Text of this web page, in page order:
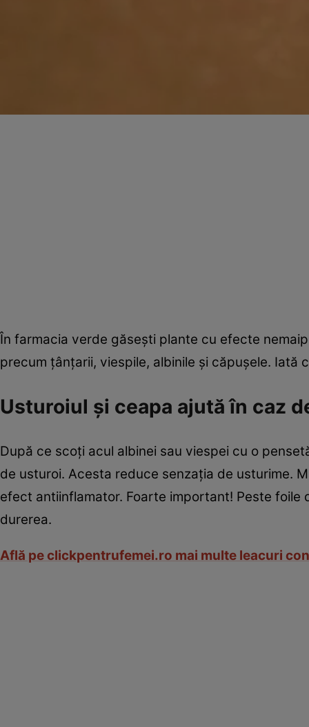
În farmacia verde găseşti plante cu efecte
precum ţânţarii, viespile, albinile şi căpuşele.
Usturoiul şi ceapa ajută în caz
După ce scoţi acul albinei sau viespei cu o
de usturoi. Acesta reduce senzaţia de usturime.
efect antiinflamator. Foarte important! Peste
durerea.
Află pe clickpentrufemei.ro mai multe leacuri